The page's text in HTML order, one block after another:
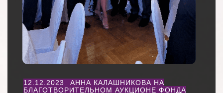
12.12.2023
АННА КАЛАШНИКОВА НА
БЛАГОТВОРИТЕЛЬНОМ АУКЦИОНЕ ФОНДА